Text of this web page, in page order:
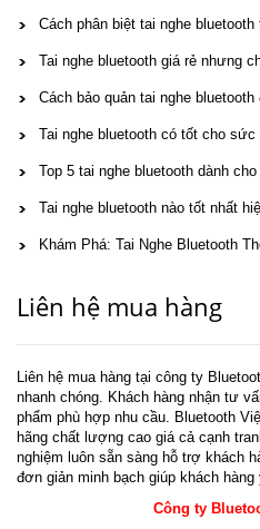
Cách phân biệt tai nghe bluetooth
Tai nghe bluetooth giá rẻ nhưng
Cách bảo quản tai nghe
Tai nghe bluetooth có tốt cho sức
Top 5 tai nghe bluetooth dành
Tai nghe bluetooth nào tốt nhất
Khám Phá: Tai Nghe Bluetooth
Liên hệ mua hàng
Liên hệ mua hàng tại công ty
nhanh chóng. Khách hàng nhận tư
phẩm phù hợp nhu cầu. Bluetooth
hãng chất lượng cao giá cả cạnh
nghiệm luôn sẵn sàng hỗ trợ khách
đơn giản minh bạch giúp khách hàng
Công ty